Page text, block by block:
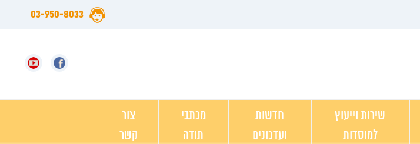
03-950-8033
שירות וייעוץ
למוסדות
חדשות
ועדכונים
מכתבי
תודה
צור
קשר